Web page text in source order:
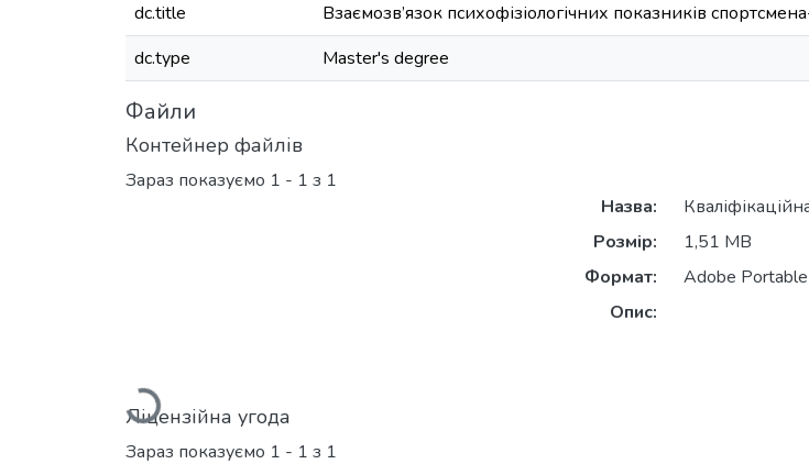
dc.title
Взаємозв’язок психофізіологічних показників
dc.type
Master's degree
Файли
Контейнер файлів
Зараз показуємо 1 - 1 з 1
Вантажиться...
Назва:
Розмір:
1,51 MB
Формат:
Adobe
Опис:
Ліцензійна угода
Зараз показуємо 1 - 1 з 1